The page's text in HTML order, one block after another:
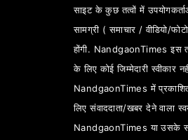
साइट के कुछ तत्वों में
सामग्री ( समाचार / वीडियो/
होंगी. NandgaonTimes इस
के लिए कोई जिम्मेदारी स्वीकार
NandgaonTimes में
लिए संवाददाता/खबर देने वाला
NandgaonTimes या उसके